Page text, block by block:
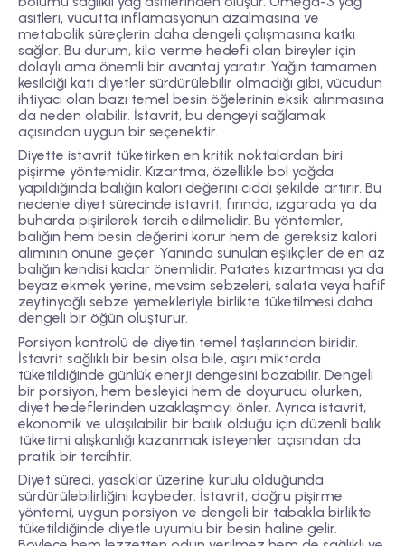
asitleri, vücutta inflamasyonun azalmasına ve
metabolik süreçlerin daha dengeli çalışmasına katkı
sağlar. Bu durum, kilo verme hedefi olan bireyler için
dolaylı ama önemli bir avantaj yaratır. Yağın tamamen
kesildiği katı diyetler sürdürülebilir olmadığı gibi, vücudun
ihtiyacı olan bazı temel besin öğelerinin eksik alınmasına
da neden olabilir. İstavrit, bu dengeyi sağlamak
açısından uygun bir seçenektir.
Diyette istavrit tüketirken en kritik noktalardan biri
pişirme yöntemidir. Kızartma, özellikle bol yağda
yapıldığında balığın kalori değerini ciddi şekilde artırır. Bu
nedenle diyet sürecinde istavrit; fırında, ızgarada ya da
buharda pişirilerek tercih edilmelidir. Bu yöntemler,
balığın hem besin değerini korur hem de gereksiz kalori
alımının önüne geçer. Yanında sunulan eşlikçiler de en az
balığın kendisi kadar önemlidir. Patates kızartması ya da
beyaz ekmek yerine, mevsim sebzeleri, salata veya hafif
zeytinyağlı sebze yemekleriyle birlikte tüketilmesi daha
dengeli bir öğün oluşturur.
Porsiyon kontrolü de diyetin temel taşlarından biridir.
İstavrit sağlıklı bir besin olsa bile, aşırı miktarda
tüketildiğinde günlük enerji dengesini bozabilir. Dengeli
bir porsiyon, hem besleyici hem de doyurucu olurken,
diyet hedeflerinden uzaklaşmayı önler. Ayrıca istavrit,
ekonomik ve ulaşılabilir bir balık olduğu için düzenli balık
tüketimi alışkanlığı kazanmak isteyenler açısından da
pratik bir tercihtir.
Diyet süreci, yasaklar üzerine kurulu olduğunda
sürdürülebilirliğini kaybeder. İstavrit, doğru pişirme
yöntemi, uygun porsiyon ve dengeli bir tabakla birlikte
tüketildiğinde diyetle uyumlu bir besin haline gelir.